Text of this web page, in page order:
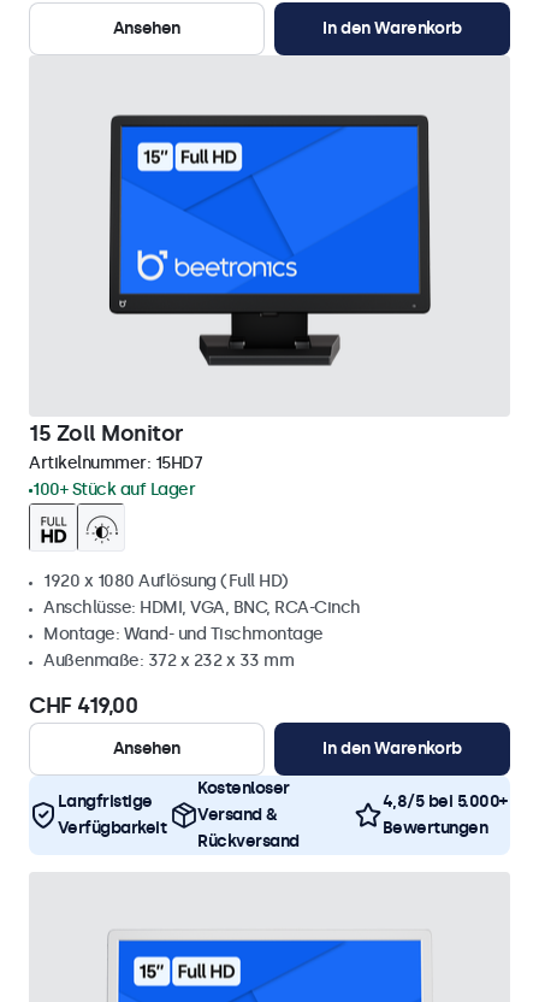
Ansehen In den Warenkorb
15 Zoll Monitor
Artikelnummer: 15HD7
100+ Stück auf Lager
1920 x 1080 Auflösung (Full HD)
Anschlüsse: HDMI, VGA, BNC, RCA-Cinch
Montage: Wand- und Tischmontage
Außenmaße: 372 x 232 x 33 mm
CHF 419,00
Ansehen In den Warenkorb
Langfristige
Verfügbarkeit
Kostenloser
Versand &
Rückversand
4,8/5 bei 5.000+
Bewertungen